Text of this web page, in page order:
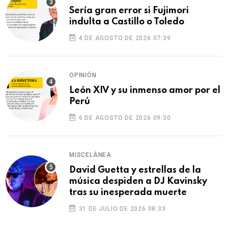
Sería gran error si Fujimori
indulta a Castillo o Toledo
4 DE AGOSTO DE 2026 07:39
OPINIÓN
León XIV y su inmenso amor por el
Perú
6 DE AGOSTO DE 2026 09:30
MISCELÁNEA
David Guetta y estrellas de la
música despiden a DJ Kavinsky
tras su inesperada muerte
31 DE JULIO DE 2026 08:33